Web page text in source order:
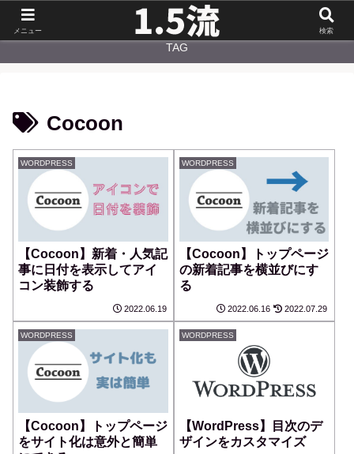
TAG
Cocoon
WORDPRESS
【Cocoon】新着・人気記
事に日付を表示してアイ
コン装飾する
2022.06.19
WORDPRESS
【Cocoon】トップページ
の新着記事を横並びにす
る
2022.06.16 2022.07.29
WORDPRESS
【Cocoon】トップページ
をサイト化は意外と簡単
WORDPRESS
【WordPress】目次のデ
ザインをカスタマイズ
メニュー 検索